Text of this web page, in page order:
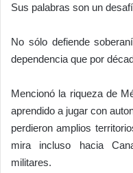
Sus palabras son un
No sólo defiende
dependencia que por
Mencionó la riqueza de
aprendido a jugar con
perdieron amplios
mira incluso hacia
militares.